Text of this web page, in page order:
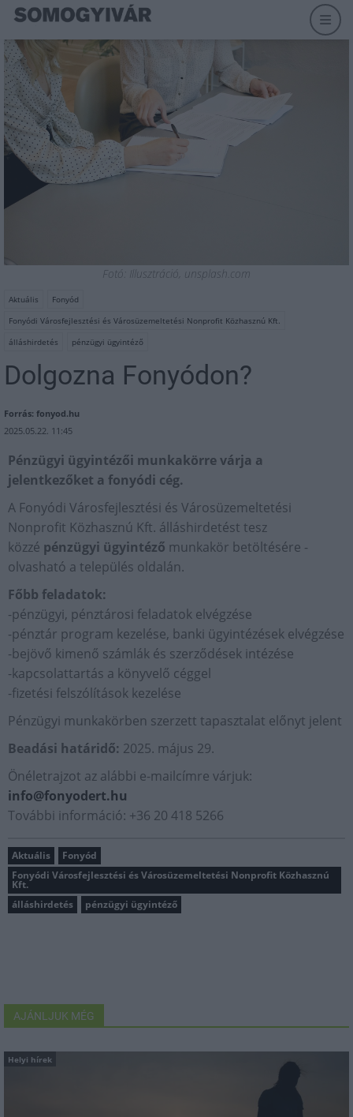
Fotó: Illusztráció, unsplash.com
Aktuális
Fonyód
Fonyódi Városfejlesztési és Városüzemeltetési Nonprofit Közhasznú Kft.
álláshirdetés
pénzügyi ügyintéző
Dolgozna Fonyódon?
Forrás: fonyod.hu
2025.05.22. 11:45
Pénzügyi ügyintézői munkakörre várja a
jelentkezőket a fonyódi cég.
A Fonyódi Városfejlesztési és Városüzemeltetési
Nonprofit Közhasznú Kft. álláshirdetést tesz
közzé pénzügyi ügyintéző munkakör betöltésére -
olvasható a település oldalán.
Főbb feladatok:
-pénzügyi, pénztárosi feladatok elvégzése
-pénztár program kezelése, banki ügyintézések elvégzése
-bejövő kimenő számlák és szerződések intézése
-kapcsolattartás a könyvelő céggel
-fizetési felszólítások kezelése
Pénzügyi munkakörben szerzett tapasztalat előnyt jelent
Beadási határidő: 2025. május 29.
Önéletrajzot az alábbi e-mailcímre várjuk:
info@fonyodert.hu
További információ: +36 20 418 5266
Aktuális
Fonyód
Fonyódi Városfejlesztési és Városüzemeltetési Nonprofit Közhasznú
Kft.
álláshirdetés
pénzügyi ügyintéző
AJÁNLJUK MÉG
Helyi hírek